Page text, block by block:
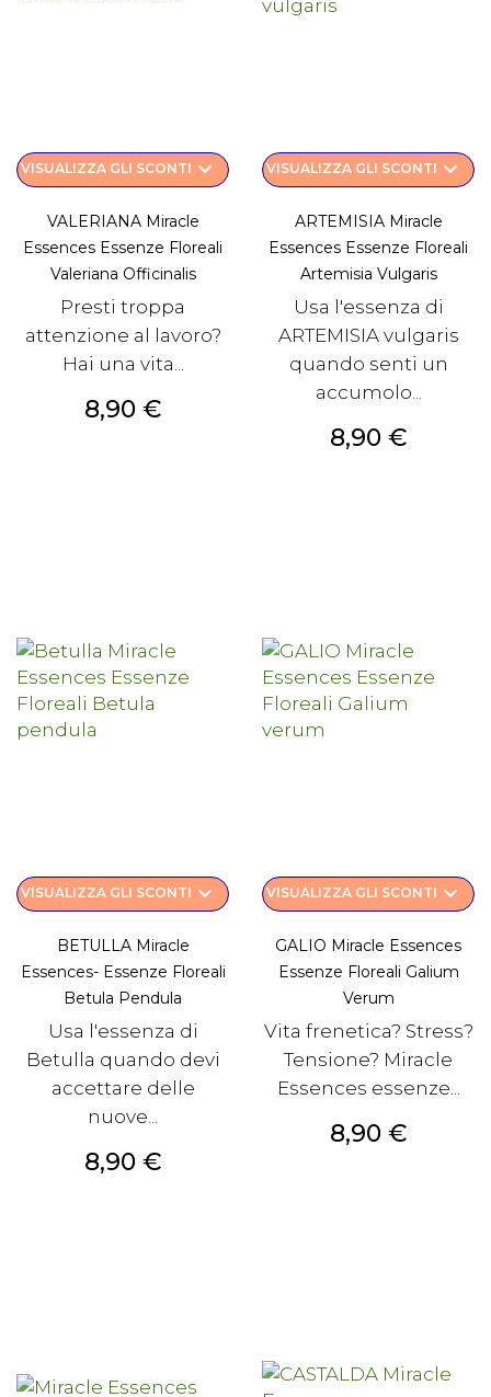
VISUALIZZA GLI SCONTI keyboard_arrow_down
VALERIANA Miracle
Essences Essenze Floreali
Valeriana Officinalis
Presti troppa
attenzione al lavoro?
Hai una vita...
Prezzo
8,90 €
VISUALIZZA GLI SCONTI keyboard_arrow_down
ARTEMISIA Miracle
Essences Essenze Floreali
Artemisia Vulgaris
Usa l'essenza di
ARTEMISIA vulgaris
quando senti un
accumolo...
Prezzo
8,90 €
VISUALIZZA GLI SCONTI keyboard_arrow_down
BETULLA Miracle
Essences- Essenze Floreali
Betula Pendula
Usa l'essenza di
Betulla quando devi
accettare delle
nuove...
Prezzo
8,90 €
VISUALIZZA GLI SCONTI keyboard_arrow_down
GALIO Miracle Essences
Essenze Floreali Galium
Verum
Vita frenetica? Stress?
Tensione? Miracle
Essences essenze...
Prezzo
8,90 €